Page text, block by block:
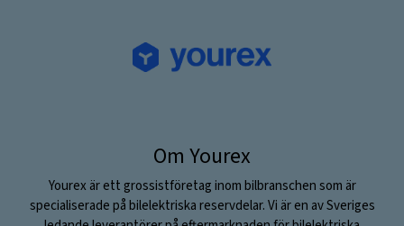
Om Yourex
Yourex är ett grossistföretag inom bilbranschen som är
specialiserade på bilelektriska reservdelar. Vi är en av Sveriges